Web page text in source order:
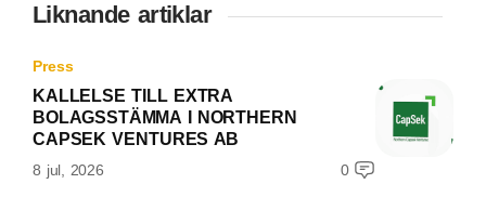
Liknande artiklar
Press
KALLELSE TILL EXTRA
BOLAGSSTÄMMA I NORTHERN
CAPSEK VENTURES AB
8 jul, 2026 0